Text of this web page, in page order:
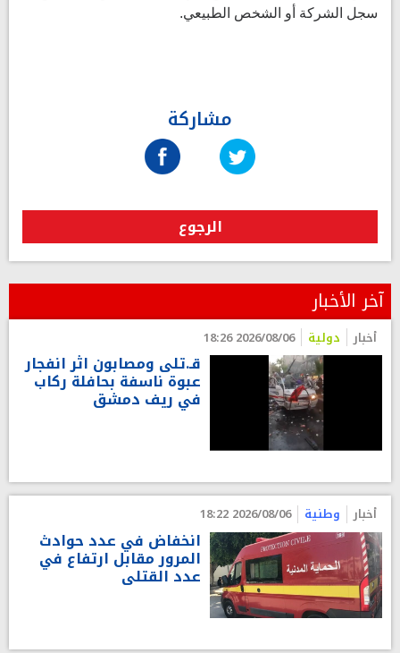
سجل الشركة أو الشخص الطبيعي.
مشاركة
الرجوع
آخر الأخبار
أخبار دولية 2026/08/06 18:26
قـ.تلى ومصابون اثر انفجار
عبوة ناسفة بحافلة ركاب
في ريف دمشق
أخبار وطنية 2026/08/06 18:22
انخفاض في عدد حوادث
المرور مقابل ارتفاع في
عدد القتلى